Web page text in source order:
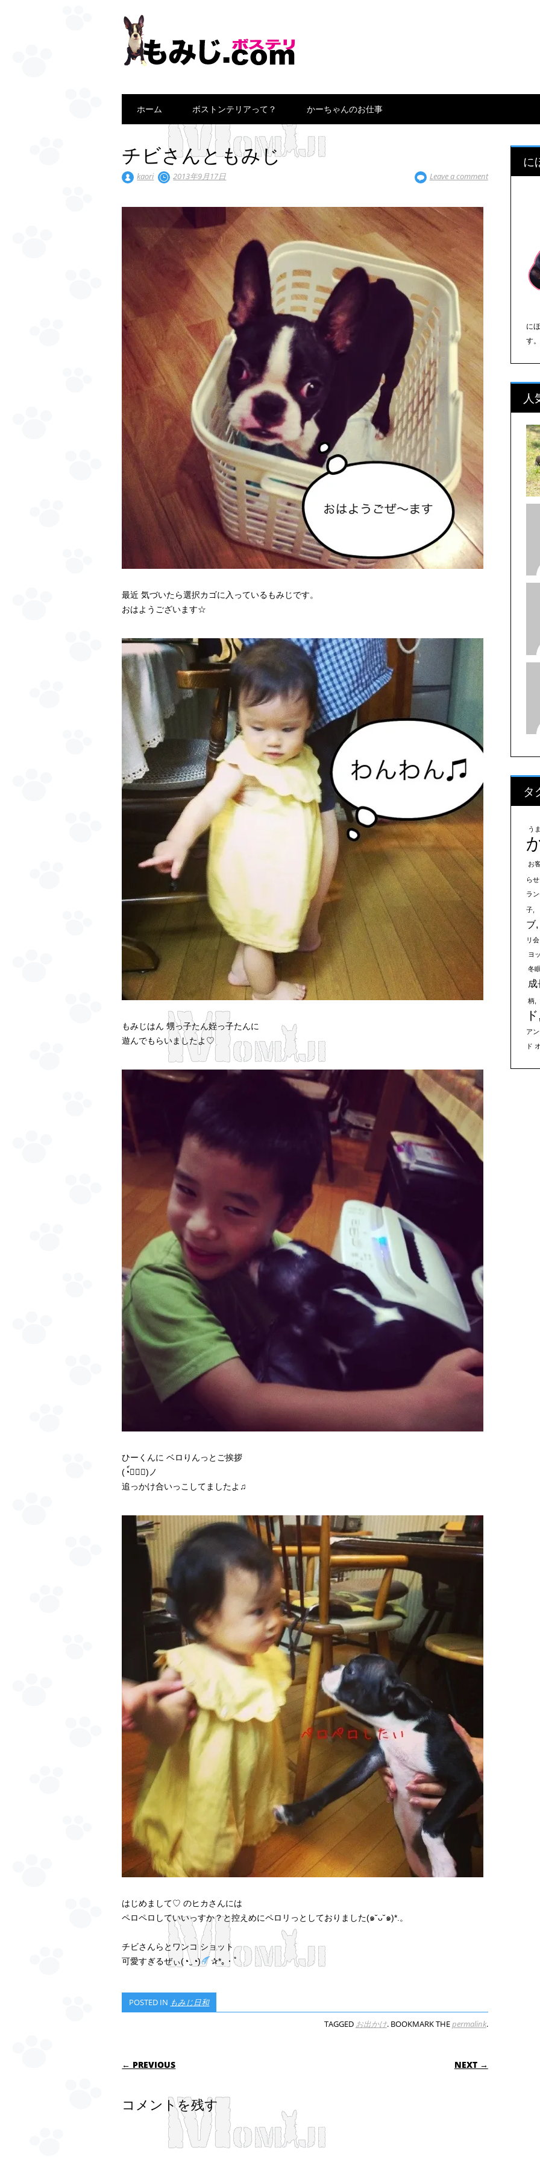
Main menu
ホーム ボストンテリアって？ かーちゃんのお仕事
チビさんともみじ
kaori 2013年9月17日 Leave a comment
最近 気づいたら選択カゴに入っているもみじです。
おはようございます☆
もみじはん 甥っ子たん姪っ子たんに
遊んでもらいましたよ♡
ひーくんに ベロりんっとご挨拶
(◔์◡◔์)ノ
追っかけ合いっこしてましたよ♫
はじめまして♡ のヒカさんには
ペロペロしていいっすか？と控えめにペロリっとしておりました(๑˘ᴗ˘๑)*.。
チビさんらとワンコ ショット
可愛すぎるぜぃ(◔‿◔)
✰*｡・゜
POSTED IN もみじ日和
TAGGED お出かけ. BOOKMARK THEpermalink.
POST NAVIGATION
← PREVIOUS NEXT →
コメントを残す
に
に
す
人
タ
う
お
らせ
ラ
子
ブ
リ
ヨ
冬
柄
ド
ア
ド